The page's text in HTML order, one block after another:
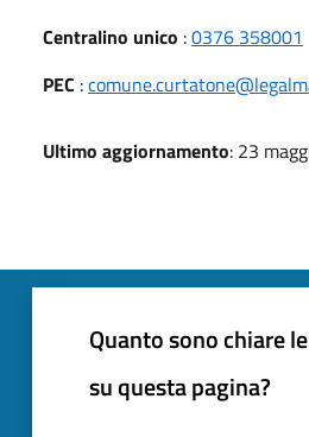
Centralino unico :0376 358001
PEC :
Ultimo aggiornamento: 23
Quanto sono chiare
su questa pagina?